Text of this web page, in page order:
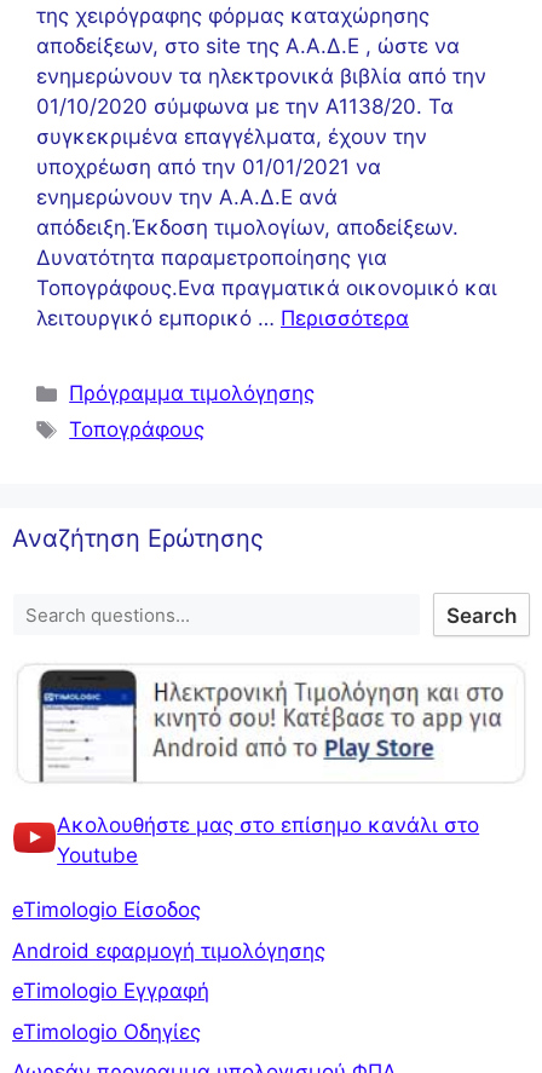
της χειρόγραφης φόρμας καταχώρησης
αποδείξεων, στο site της Α.Α.Δ.Ε , ώστε να
ενημερώνουν τα ηλεκτρονικά βιβλία από την
01/10/2020 σύμφωνα με την Α1138/20. Τα
συγκεκριμένα επαγγέλματα, έχουν την
υποχρέωση από την 01/01/2021 να
ενημερώνουν την Α.Α.Δ.Ε ανά
απόδειξη.Έκδοση τιμολογίων, αποδείξεων.
Δυνατότητα παραμετροποίησης για
Τοπογράφους.Ενα πραγματικά οικονομικό και
λειτουργικό εμπορικό … Περισσότερα
Πρόγραμμα τιμολόγησης
Τοπογράφους
Αναζήτηση Ερώτησης
Search
Ακολουθήστε μας στο επίσημο κανάλι στο
Youtube
eTimologio Είσοδος
Android εφαρμογή τιμολόγησης
eTimologio Εγγραφή
eTimologio Οδηγίες